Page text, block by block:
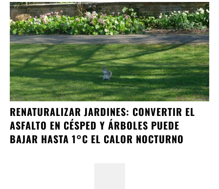
RENATURALIZAR JARDINES: CONVERTIR EL
ASFALTO EN CÉSPED Y ÁRBOLES PUEDE
BAJAR HASTA 1°C EL CALOR NOCTURNO